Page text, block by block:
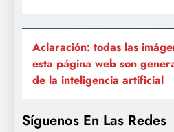
Aclaración: todas las
esta página web son
de la inteligencia artificial
Síguenos En Las Redes